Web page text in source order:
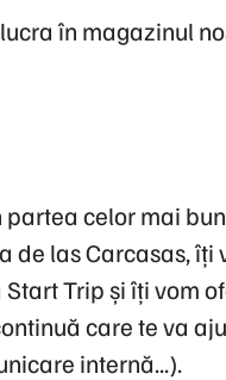
în magazinul
celor mai
de las Carcasas,
Trip și îți vom
care te va
internă...).